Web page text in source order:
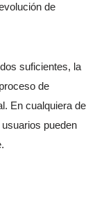
de
suficientes, la
de
En cualquiera de
pueden